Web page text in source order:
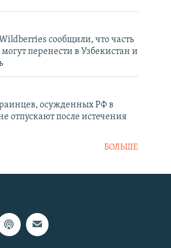
сообщили, что часть
могут перенести в Узбекистан и
осужденных РФ в
отпускают после истечения
БОЛЬШЕ